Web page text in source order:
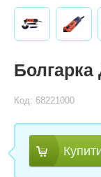
Код: 68221000